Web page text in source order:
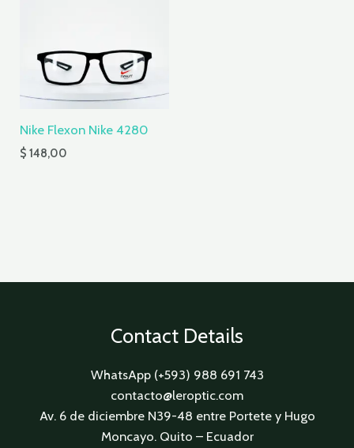
Nike Flexon Nike 4280
$ 148,00
Contact Details
WhatsApp (+593) 988 691 743
contacto@leroptic.com
Av. 6 de diciembre N39-48 entre Portete y Hugo
Moncayo. Quito – Ecuador